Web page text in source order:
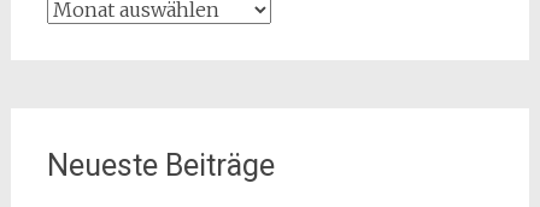
Archiv
Neueste Beiträge